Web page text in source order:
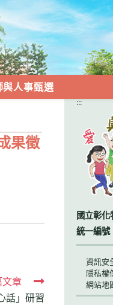
與人事甄選
果徵
章
話」研習
:::
國立彰
統一編號
資訊安
隱私權
網站地